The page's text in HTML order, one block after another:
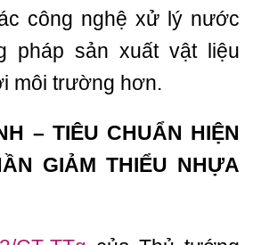
công nghệ xử lý nước
pháp sản xuất vật liệu
môi trường hơn.
– TIÊU CHUẨN HIỆN
GIẢM THIỂU NHỰA